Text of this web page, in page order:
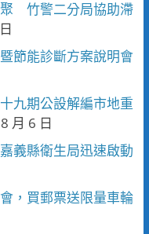
竹警二分局協助滯
節能診斷方案說明會
九期公設解編市地重
月 6 日
義縣衛生局迅速啟動
，買郵票送限量車輪